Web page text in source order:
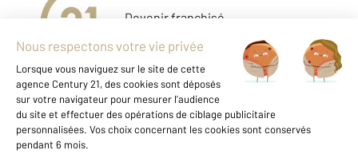
Devenir franchisé
Entreprise et commerce
Fine Homes & Estates
International